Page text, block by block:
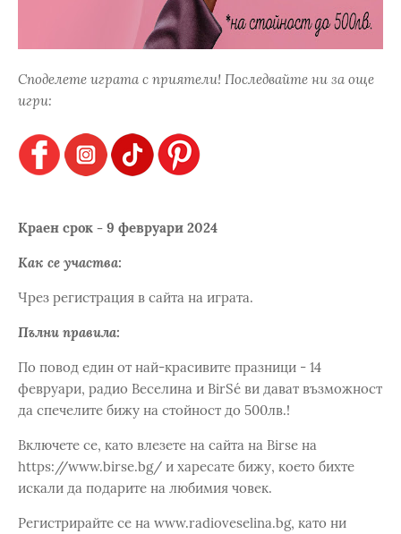
Споделете играта с приятели! Последвайте ни за още
игри:
Краен срок - 9 февруари 2024
Как се участва:
Чрез регистрация в сайта на играта.
Пълни правила:
По повод един от най-красивите празници - 14
февруари, радио Веселина и BirSé ви дават възможност
да спечелите бижу на стойност до 500лв.!
Включете се, като влезете на сайта на Birse на
https://www.birse.bg/ и харесате бижу, което бихте
искали да подарите на любимия човек.
Регистрирайте се на www.radioveselina.bg, като ни